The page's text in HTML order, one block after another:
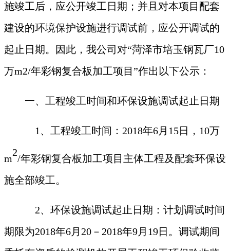
施竣工后，应公开竣工日期；并且对本项目配套
建设的环境保护设施进行调试前，应公开调试的
起止日期。因此，我公司对“菏泽市培玉钢瓦厂10
万m2/年彩钢复合板加工项目 ”作出以下公示：
一、工程竣工时间和环保设施调试起止日期
1、工程竣工时间：2018年6月15日， 10万
m
2
/年彩钢复合板加工项目 主体工程及配套环保设
施全部竣工。
2、环保设施调试起止日期：计划调试时间
期限为2018年6月 20 － 2018年9月19日。调试期间